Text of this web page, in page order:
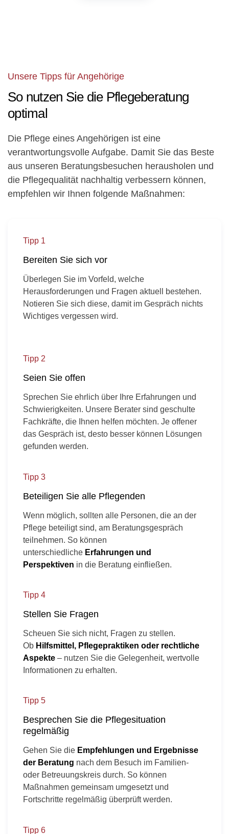
Unsere Tipps für Angehörige
So nutzen Sie die Pflegeberatung
optimal
Die Pflege eines Angehörigen ist eine
verantwortungsvolle Aufgabe. Damit Sie das Beste
aus unseren Beratungsbesuchen herausholen und
die Pflegequalität nachhaltig verbessern können,
empfehlen wir Ihnen folgende Maßnahmen:
Tipp 1
Bereiten Sie sich vor
Überlegen Sie im Vorfeld, welche
Herausforderungen und Fragen aktuell bestehen.
Notieren Sie sich diese, damit im Gespräch nichts
Wichtiges vergessen wird.
Tipp 2
Seien Sie offen
Sprechen Sie ehrlich über Ihre Erfahrungen und
Schwierigkeiten. Unsere Berater sind geschulte
Fachkräfte, die Ihnen helfen möchten. Je offener
das Gespräch ist, desto besser können Lösungen
gefunden werden.
Tipp 3
Beteiligen Sie alle Pflegenden
Wenn möglich, sollten alle Personen, die an der
Pflege beteiligt sind, am Beratungsgespräch
teilnehmen. So können
unterschiedliche Erfahrungen und
Perspektiven in die Beratung einfließen.
Tipp 4
Stellen Sie Fragen
Scheuen Sie sich nicht, Fragen zu stellen.
Ob Hilfsmittel, Pflegepraktiken oder rechtliche
Aspekte – nutzen Sie die Gelegenheit, wertvolle
Informationen zu erhalten.
Tipp 5
Besprechen Sie die Pflegesituation
regelmäßig
Gehen Sie die Empfehlungen und Ergebnisse
der Beratung nach dem Besuch im Familien-
oder Betreuungskreis durch. So können
Maßnahmen gemeinsam umgesetzt und
Fortschritte regelmäßig überprüft werden.
Tipp 6